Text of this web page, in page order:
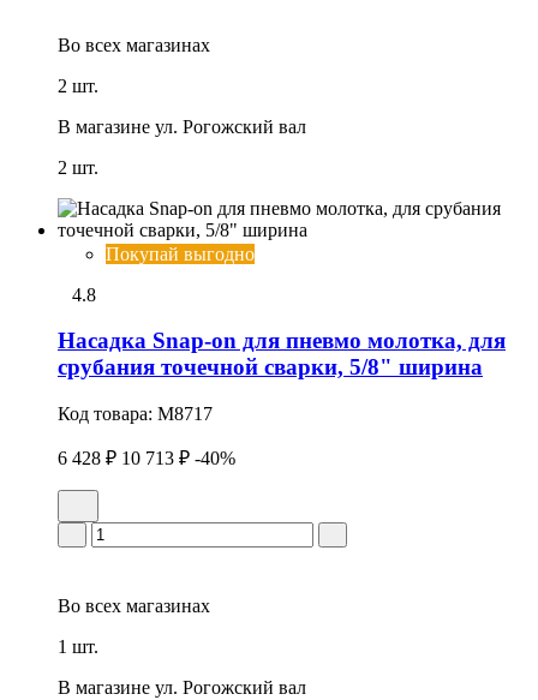
Во всех магазинах
2 шт.
В магазине ул. Рогожский вал
2 шт.
Покупай выгодно
4.8
Насадка Snap-on для пневмо молотка, для
срубания точечной сварки, 5/8" ширина
Код товара: M8717
6 428 ₽ 10 713 ₽ -40%
Во всех магазинах
1 шт.
В магазине ул. Рогожский вал